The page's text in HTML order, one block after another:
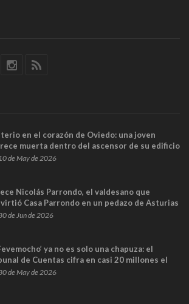
en el corazón de Oviedo: una joven
muerta dentro del ascensor de su edificio
cámaras captan sus últimos minutos
10 de May de 2026
Nicolás Parrondo, el valdesano que
Casa Parrondo en un pedazo de Asturias
de Jun de 2026
ya no es solo una chapuza: el
de Cuentas cifra en casi 20 millones el
de los trenes que no cabían por los
de May de 2026